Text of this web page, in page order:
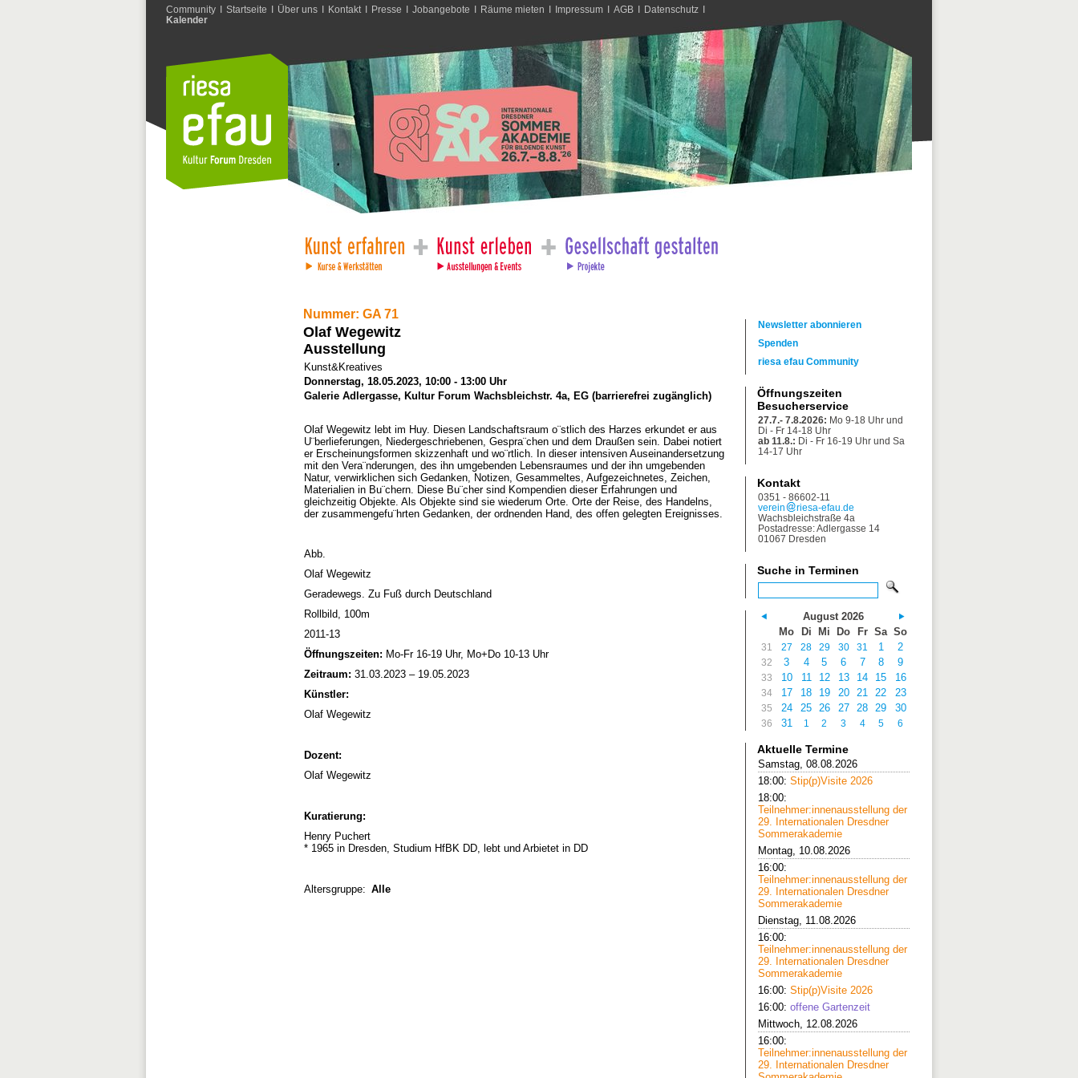
Community I Startseite I Über uns I Kontakt I Presse I Jobangebote I Räume mieten I Impressum I AGB I Datenschutz I
Kalender
Nummer: GA 71
Olaf Wegewitz
Ausstellung
Kunst&Kreatives
Donnerstag, 18.05.2023, 10:00 - 13:00 Uhr
Galerie Adlergasse, Kultur Forum Wachsbleichstr. 4a, EG (barrierefrei zugänglich)
Olaf Wegewitz lebt im Huy. Diesen Landschaftsraum o¨stlich des Harzes erkundet er aus
U¨berlieferungen, Niedergeschriebenen, Gespra¨chen und dem Draußen sein. Dabei notiert
er Erscheinungsformen skizzenhaft und wo¨rtlich. In dieser intensiven Auseinandersetzung
mit den Vera¨nderungen, des ihn umgebenden Lebensraumes und der ihn umgebenden
Natur, verwirklichen sich Gedanken, Notizen, Gesammeltes, Aufgezeichnetes, Zeichen,
Materialien in Bu¨chern. Diese Bu¨cher sind Kompendien dieser Erfahrungen und
gleichzeitig Objekte. Als Objekte sind sie wiederum Orte. Orte der Reise, des Handelns,
der zusammengefu¨hrten Gedanken, der ordnenden Hand, des offen gelegten Ereignisses.
Abb.
Olaf Wegewitz
Geradewegs. Zu Fuß durch Deutschland
Rollbild, 100m
2011-13
Öffnungszeiten: Mo-Fr 16-19 Uhr, Mo+Do 10-13 Uhr
Zeitraum: 31.03.2023 – 19.05.2023
Künstler:
Olaf Wegewitz
Dozent:
Olaf Wegewitz
Kuratierung:
Henry Puchert
* 1965 in Dresden, Studium HfBK DD, lebt und Arbietet in DD
Altersgruppe: Alle
Newsletter abonnieren
Spenden
riesa efau Community
Öffnungszeiten
Besucherservice
27.7.- 7.8.2026: Mo 9-18 Uhr und
Di - Fr 14-18 Uhr
ab 11.8.: Di - Fr 16-19 Uhr und Sa
14-17 Uhr
Kontakt
0351 - 86602-11
verein
riesa-efau.de
Wachsbleichstraße 4a
Postadresse: Adlergasse 14
01067 Dresden
Suche in Terminen
August 2026
Mo
Di Mi Do Fr Sa So
31 27 28 29 30 31 1 2
32 3 4 5 6 7 8 9
33 10 11 12 13 14 15 16
34 17 18 19 20 21 22 23
35 24 25 26 27 28 29 30
36 31 1 2 3 4 5 6
Aktuelle Termine
Samstag, 08.08.2026
18:00: Stip(p)Visite 2026
18:00:
Teilnehmer:innenausstellung der
29. Internationalen Dresdner
Sommerakademie
Montag, 10.08.2026
16:00:
Teilnehmer:innenausstellung der
29. Internationalen Dresdner
Sommerakademie
Dienstag, 11.08.2026
16:00:
Teilnehmer:innenausstellung der
29. Internationalen Dresdner
Sommerakademie
16:00: Stip(p)Visite 2026
16:00: offene Gartenzeit
Mittwoch, 12.08.2026
16:00:
Teilnehmer:innenausstellung der
29. Internationalen Dresdner